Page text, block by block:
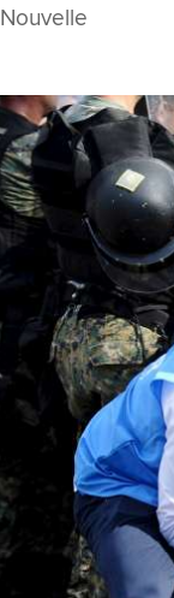
Nouvelle